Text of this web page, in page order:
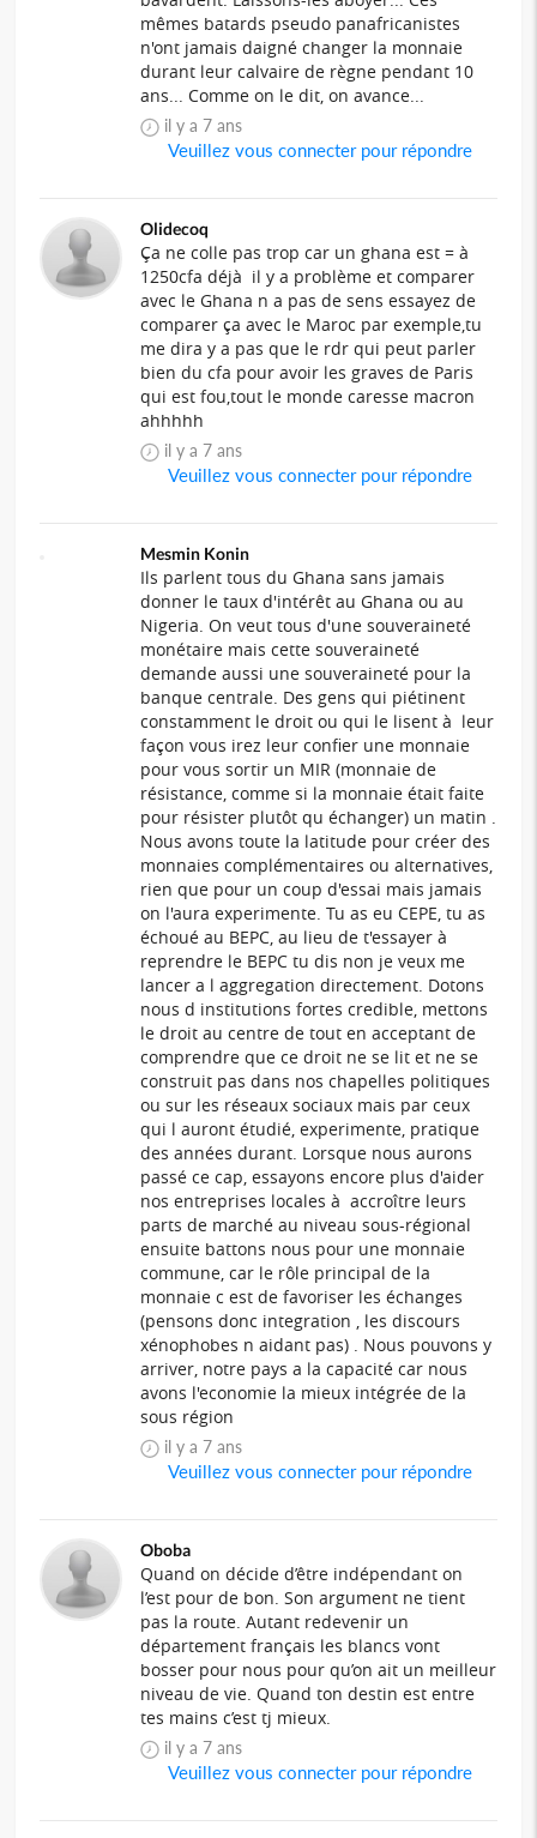
mêmes batards pseudo panafricanistes
n'ont jamais daigné changer la monnaie
durant leur calvaire de règne pendant 10
ans... Comme on le dit, on avance...
il y a 7 ans
Veuillez vous connecter pour répondre
Olidecoq
Ça ne colle pas trop car un ghana est = à
1250cfa déjà il y a problème et comparer
avec le Ghana n a pas de sens essayez de
comparer ça avec le Maroc par exemple,tu
me dira y a pas que le rdr qui peut parler
bien du cfa pour avoir les graves de Paris
qui est fou,tout le monde caresse macron
ahhhhh
il y a 7 ans
Veuillez vous connecter pour répondre
Mesmin Konin
Ils parlent tous du Ghana sans jamais
donner le taux d'intérêt au Ghana ou au
Nigeria. On veut tous d'une souveraineté
monétaire mais cette souveraineté
demande aussi une souveraineté pour la
banque centrale. Des gens qui piétinent
constamment le droit ou qui le lisent à leur
façon vous irez leur confier une monnaie
pour vous sortir un MIR (monnaie de
résistance, comme si la monnaie était faite
pour résister plutôt qu échanger) un matin .
Nous avons toute la latitude pour créer des
monnaies complémentaires ou alternatives,
rien que pour un coup d'essai mais jamais
on l'aura experimente. Tu as eu CEPE, tu as
échoué au BEPC, au lieu de t'essayer à
reprendre le BEPC tu dis non je veux me
lancer a l aggregation directement. Dotons
nous d institutions fortes credible, mettons
le droit au centre de tout en acceptant de
comprendre que ce droit ne se lit et ne se
construit pas dans nos chapelles politiques
ou sur les réseaux sociaux mais par ceux
qui l auront étudié, experimente, pratique
des années durant. Lorsque nous aurons
passé ce cap, essayons encore plus d'aider
nos entreprises locales à accroître leurs
parts de marché au niveau sous-régional
ensuite battons nous pour une monnaie
commune, car le rôle principal de la
monnaie c est de favoriser les échanges
(pensons donc integration , les discours
xénophobes n aidant pas) . Nous pouvons y
arriver, notre pays a la capacité car nous
avons l'economie la mieux intégrée de la
sous région
il y a 7 ans
Veuillez vous connecter pour répondre
Oboba
Quand on décide d’être indépendant on
l’est pour de bon. Son argument ne tient
pas la route. Autant redevenir un
département français les blancs vont
bosser pour nous pour qu’on ait un meilleur
niveau de vie. Quand ton destin est entre
tes mains c’est tj mieux.
il y a 7 ans
Veuillez vous connecter pour répondre